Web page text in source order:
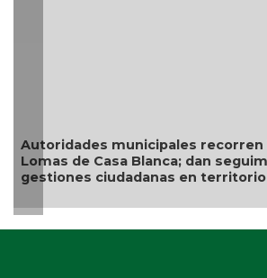
municipales recorren la
de Casa Blanca; dan seguimiento a
ciudadanas en territorio